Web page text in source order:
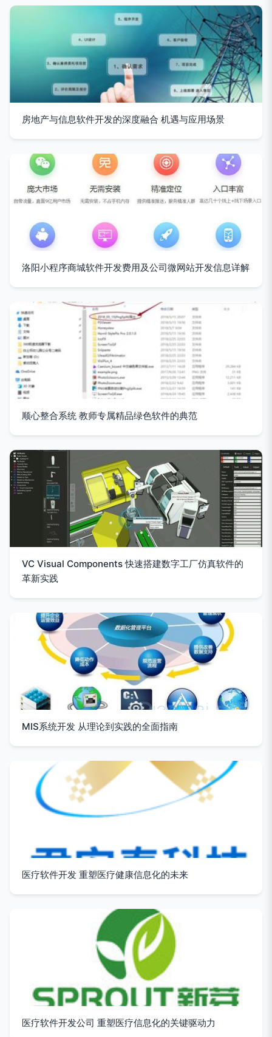
房地产与信息软件开发的深度融合 机遇与应用场景
洛阳小程序商城软件开发费用及公司微网站开发信息详解
顺心整合系统 教师专属精品绿色软件的典范
VC Visual Components 快速搭建数字工厂仿真软件的
革新实践
MIS系统开发 从理论到实践的全面指南
医疗软件开发 重塑医疗健康信息化的未来
医疗软件开发公司 重塑医疗信息化的关键驱动力